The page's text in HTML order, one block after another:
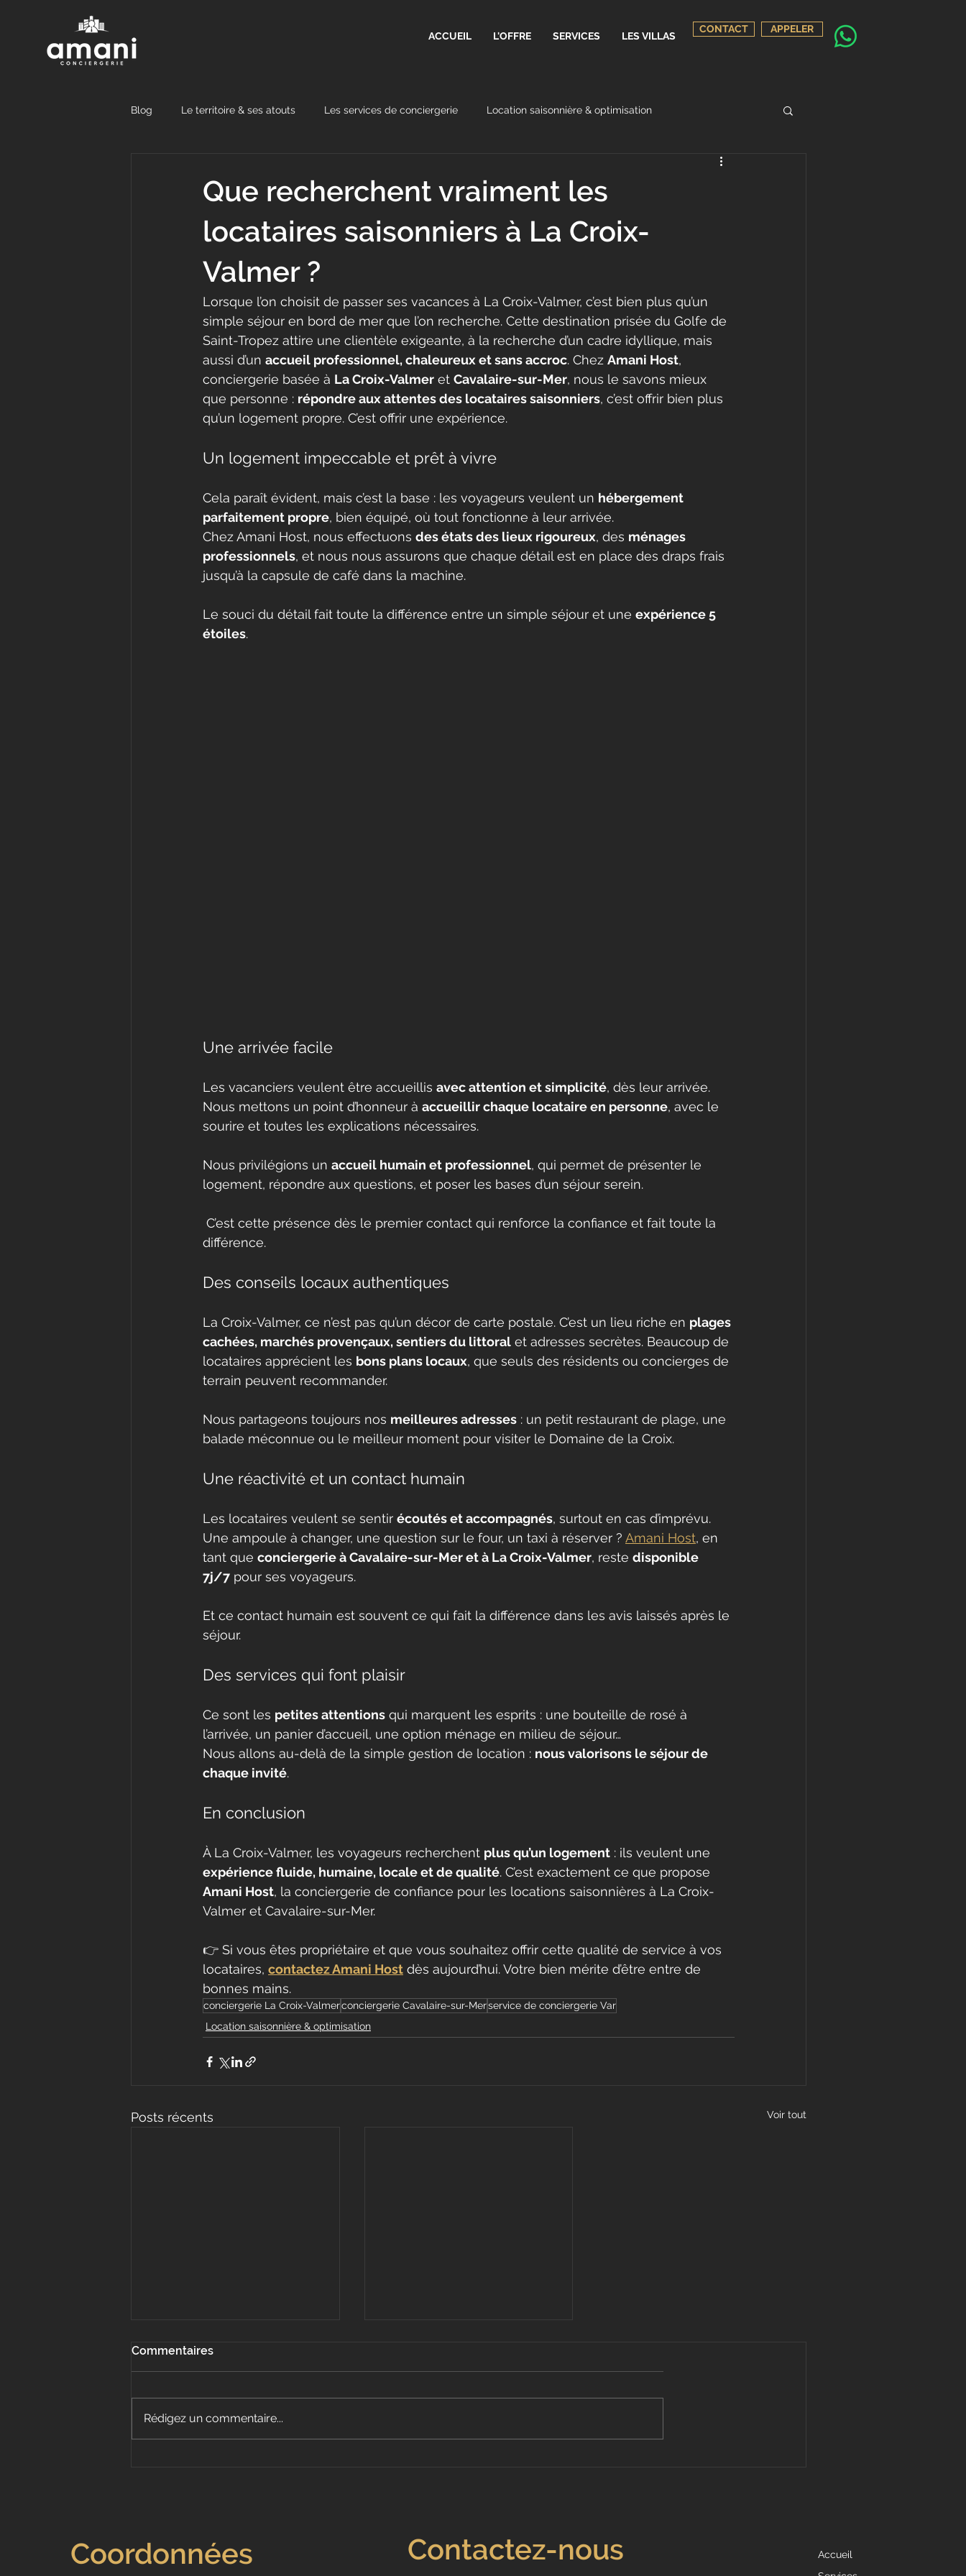
ACCUEIL L'OFFRE SERVICES LES VILLAS
CONTACT APPELER
Blog Le territoire & ses atouts Les services de conciergerie Location saisonnière & optimisation
Que recherchent vraiment les
locataires saisonniers à La Croix-
Valmer ?
Lorsque l’on choisit de passer ses vacances à La Croix-Valmer, c’est bien plus qu’un
simple séjour en bord de mer que l’on recherche. Cette destination prisée du Golfe de
Saint-Tropez attire une clientèle exigeante, à la recherche d’un cadre idyllique, mais
aussi d’un accueil professionnel, chaleureux et sans accroc. Chez Amani Host,
conciergerie basée à La Croix-Valmer et Cavalaire-sur-Mer, nous le savons mieux
que personne : répondre aux attentes des locataires saisonniers, c’est offrir bien plus
qu’un logement propre. C’est offrir une expérience.
Un logement impeccable et prêt à vivre
Cela paraît évident, mais c’est la base : les voyageurs veulent un hébergement
parfaitement propre, bien équipé, où tout fonctionne à leur arrivée.
Chez Amani Host, nous effectuons des états des lieux rigoureux, des ménages
professionnels, et nous nous assurons que chaque détail est en place des draps frais
jusqu’à la capsule de café dans la machine.
Le souci du détail fait toute la différence entre un simple séjour et une expérience 5
étoiles.
Une arrivée facile
Les vacanciers veulent être accueillis avec attention et simplicité, dès leur arrivée.
Nous mettons un point d’honneur à accueillir chaque locataire en personne, avec le
sourire et toutes les explications nécessaires.
Nous privilégions un accueil humain et professionnel, qui permet de présenter le
logement, répondre aux questions, et poser les bases d’un séjour serein.
différence.
Des conseils locaux authentiques
La Croix-Valmer, ce n’est pas qu’un décor de carte postale. C’est un lieu riche en plages
cachées, marchés provençaux, sentiers du littoral et adresses secrètes. Beaucoup de
locataires apprécient les bons plans locaux, que seuls des résidents ou concierges de
terrain peuvent recommander.
Nous partageons toujours nos meilleures adresses : un petit restaurant de plage, une
balade méconnue ou le meilleur moment pour visiter le Domaine de la Croix.
Une réactivité et un contact humain
Les locataires veulent se sentir écoutés et accompagnés, surtout en cas d’imprévu.
Une ampoule à changer, une question sur le four, un taxi à réserver ? Amani Host, en
tant que conciergerie à Cavalaire-sur-Mer et à La Croix-Valmer, reste disponible
7j/7 pour ses voyageurs.
Et ce contact humain est souvent ce qui fait la différence dans les avis laissés après le
séjour.
Des services qui font plaisir
Ce sont les petites attentions qui marquent les esprits : une bouteille de rosé à
l’arrivée, un panier d’accueil, une option ménage en milieu de séjour…
Nous allons au-delà de la simple gestion de location : nous valorisons le séjour de
chaque invité.
En conclusion
À La Croix-Valmer, les voyageurs recherchent plus qu’un logement : ils veulent une
expérience fluide, humaine, locale et de qualité. C’est exactement ce que propose
Amani Host, la conciergerie de confiance pour les locations saisonnières à La Croix-
Valmer et Cavalaire-sur-Mer.
👉 Si vous êtes propriétaire et que vous souhaitez offrir cette qualité de service à vos
locataires, contactez Amani Host dès aujourd’hui. Votre bien mérite d’être entre de
bonnes mains.
conciergerie La Croix-Valmerconciergerie Cavalaire-sur-Merservice de conciergerie Var
Location saisonnière & optimisation
Posts récents Voir tout
Commentaires
Rédigez un commentaire...
Coordonnées Contactez-nous
Accueil